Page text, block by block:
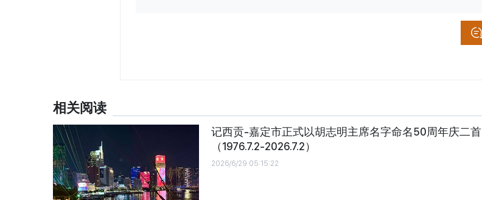
相关阅读
记西贡-嘉定市正式以胡志明主席名字命名50周年庆二首
（1976.7.2-2026.7.2）
2026/6/29 05:15:22